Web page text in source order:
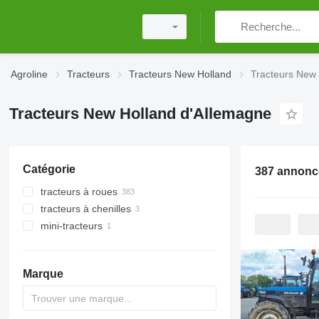
Agroline Tracteurs Tracteurs New Holland Tracteurs
Tracteurs New Holland d'Allemagne
Catégorie
tracteurs à roues
tracteurs à chenilles
mini-tracteurs
Marque